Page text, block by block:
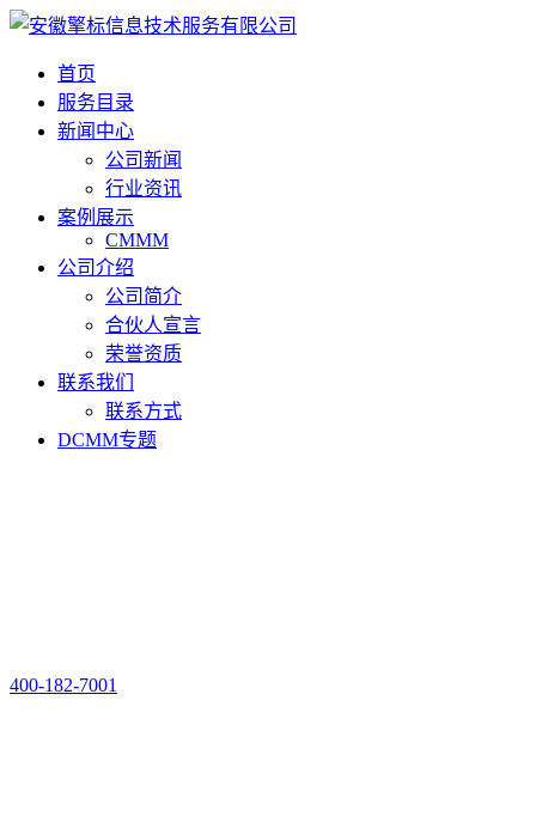
首页
服务目录
新闻中心
公司新闻
行业资讯
案例展示
CMMM
公司介绍
公司简介
合伙人宣言
荣誉资质
联系我们
联系方式
DCMM专题
400-182-7001